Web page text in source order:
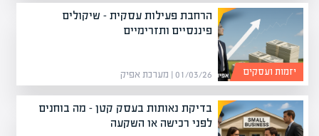
הרחבת פעילות עסקית – שיקולים
פיננסיים ותזרימיים
01/03/26 | מערכת אפיק יזמות ועסקים
בדיקת נאותות בעסק קטן – מה בוחנים
לפני רכישה או השקעה